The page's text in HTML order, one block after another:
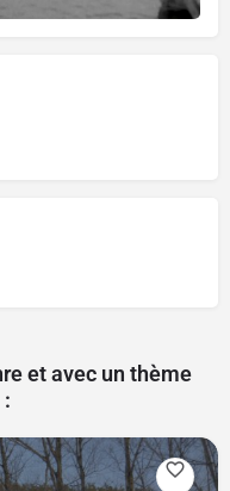
et avec un thème